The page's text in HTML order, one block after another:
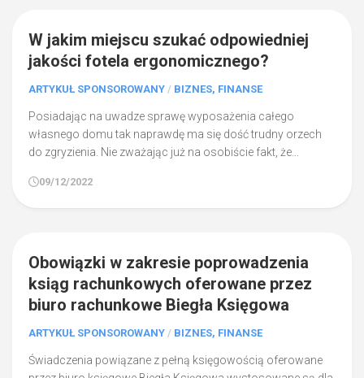
W jakim miejscu szukać odpowiedniej
jakości fotela ergonomicznego?
ARTYKUŁ SPONSOROWANY / BIZNES, FINANSE
Posiadając na uwadze sprawę wyposażenia całego
własnego domu tak naprawdę ma się dość trudny orzech
do zgryzienia. Nie zważając już na osobiście fakt, że...
09/12/2022
Obowiązki w zakresie poprowadzenia
ksiąg rachunkowych oferowane przez
biuro rachunkowe Biegła Księgowa
ARTYKUŁ SPONSOROWANY / BIZNES, FINANSE
Świadczenia powiązane z pełną księgowością oferowane